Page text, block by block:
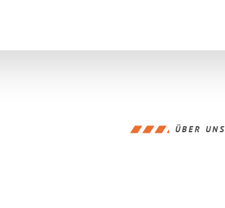
ÜBER UNS